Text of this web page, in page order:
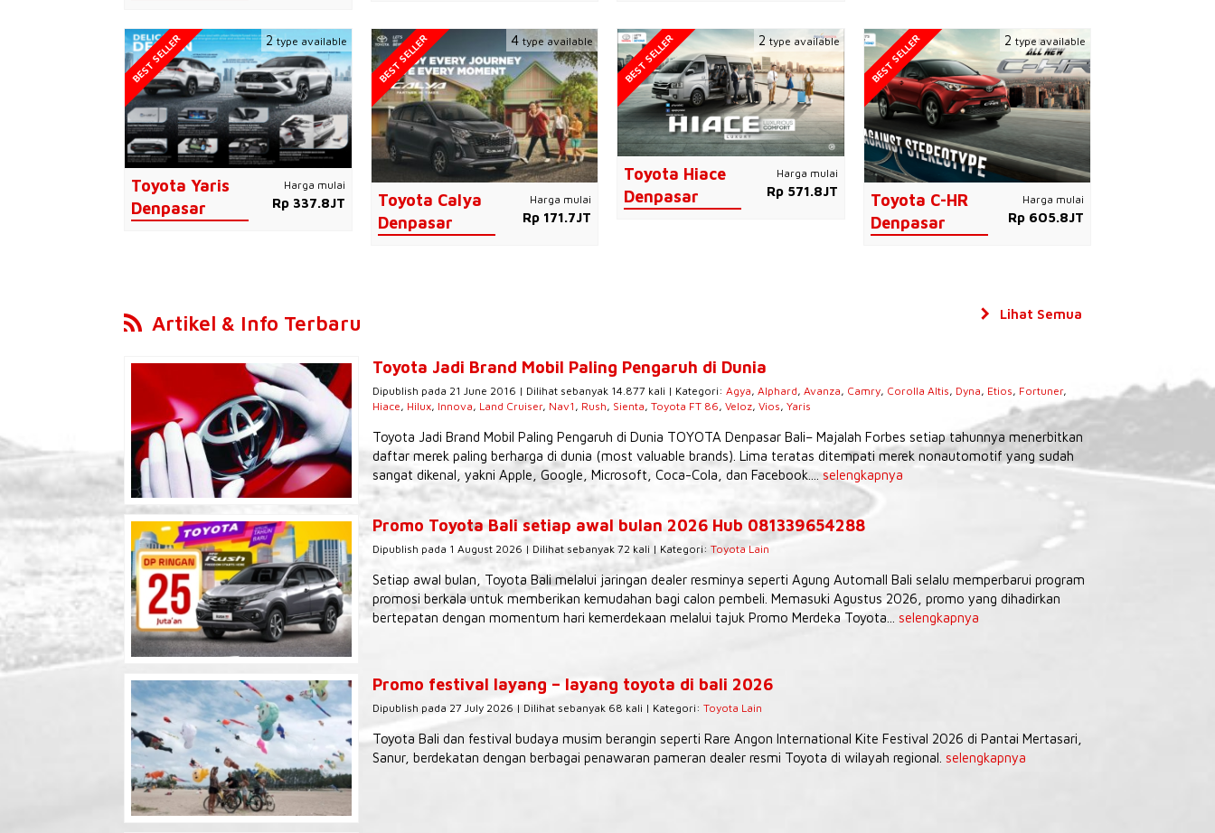
Toyota Yaris
Denpasar
Harga mulai
Rp 337.8JT
BEST SELLER 2type available
Toyota Calya
Denpasar
Harga mulai
Rp 171.7JT
BEST SELLER 4 type available
Toyota Hiace
Denpasar
Harga mulai
Rp 571.8JT
BEST SELLER 2 type available
Toyota C-HR
Denpasar
Harga mulai
Rp 605.8JT
BEST SELLER 2 type available
Artikel & Info Terbaru
Toyota Jadi Brand Mobil Paling Pengaruh di Dunia
Dipublish pada 21 June 2016 | Dilihat sebanyak 14.877 kali | Kategori: Agya, Alphard, Avanza, Camry, Corolla Altis, Dyna, Etios, Fortuner,
Hiace, Hilux, Innova, Land Cruiser, Nav1 , Rush, Sienta, Toyota FT 86, Veloz, Vios, Yaris
Toyota Jadi Brand Mobil Paling Pengaruh di Dunia TOYOTA Denpasar Bali– Majalah Forbes setiap tahunnya menerbitkan
daftar merek paling berharga di dunia (most valuable brands). Lima teratas ditempati merek nonautomotif yang sudah
sangat dikenal, yakni Apple, Google, Microsoft, Coca-Cola, dan Facebook....selengkapnya
Promo Toyota Bali setiap awal bulan 2026 Hub 081339654288
Dipublish pada 1 August 2026 | Dilihat sebanyak 72 kali | Kategori: Toyota Lain
Setiap awal bulan, Toyota Bali melalui jaringan dealer resminya seperti Agung Automall Bali selalu memperbarui program
promosi berkala untuk memberikan kemudahan bagi calon pembeli. Memasuki Agustus 2026, promo yang dihadirkan
bertepatan dengan momentum hari kemerdekaan melalui tajuk Promo Merdeka Toyota... selengkapnya
Promo festival layang – layang toyota di bali 2026
Dipublish pada 27 July 2026 | Dilihat sebanyak 68 kali | Kategori: Toyota Lain
Toyota Bali dan festival budaya musim berangin seperti Rare Angon International Kite Festival 2026 di Pantai Mertasari,
Sanur, berdekatan dengan berbagai penawaran pameran dealer resmi Toyota di wilayah regional. selengkapnya
Lihat Semua